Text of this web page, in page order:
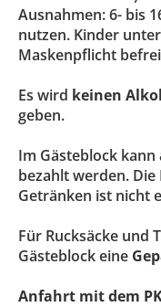
Ausnahmen: 6- bis
nutzen. Kinder
Maskenpflicht
Es wird keinen
geben.
Im Gästeblock kann
bezahlt werden.
Getränken ist nicht
Für Rucksäcke und
Gästeblock eine
Anfahrt mit dem